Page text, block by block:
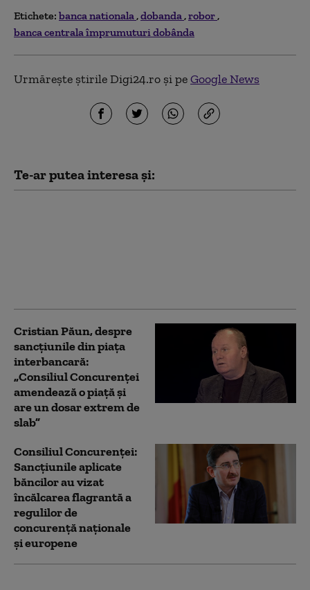
Etichete: banca nationala dobanda robor
banca centrala împrumuturi dobânda
Urmărește știrile Digi24.ro și peGoogle News
Te-ar putea interesa și:
Cristian Păun, despre
sancțiunile din piața
interbancară:
„Consiliul Concurenței
amendează o piață și
are un dosar extrem de
slab”
Consiliul Concurenței:
Sancțiunile aplicate
băncilor au vizat
încălcarea flagrantă a
regulilor de
concurență naționale
și europene